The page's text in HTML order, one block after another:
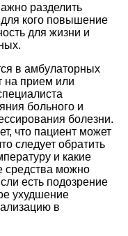
разделить
для кого повышение
для жизни и
в амбулаторных
на прием или
больного и
болезни.
что пациент может
следует обратить
и какие
средства можно
есть подозрение
ухудшение
в